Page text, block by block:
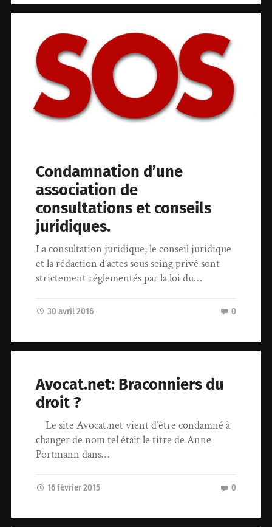
Condamnation d’une
association de
consultations et conseils
juridiques.
La consultation juridique, le conseil juridique
et la rédaction d’actes sous seing privé sont
strictement réglementés par la loi du…
30 avril 2016 0
Avocat.net: Braconniers du
droit ?
Le site Avocat.net vient d’être condamné à
changer de nom tel était le titre de Anne
Portmann dans…
16 février 2015 0